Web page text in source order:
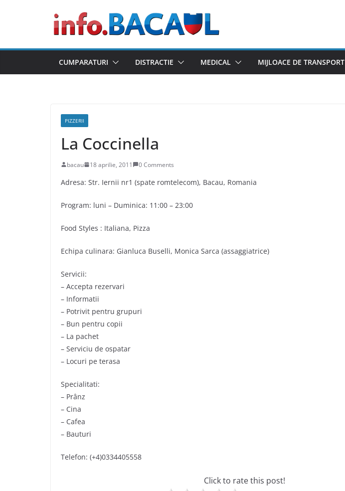
CUMPARATURI DISTRACTIE MEDICAL MIJLOACE DE TRANSPORT
PIZZERII
La Coccinella
bacau 18 aprilie, 2011 0 Comments
Adresa: Str. Iernii nr1 (spate romtelecom), Bacau, Romania
Program: luni – Duminica: 11:00 – 23:00
Food Styles : Italiana, Pizza
Echipa culinara: Gianluca Buselli, Monica Sarca (assaggiatrice)
Servicii:
– Accepta rezervari
– Informatii
– Potrivit pentru grupuri
– Bun pentru copii
– La pachet
– Serviciu de ospatar
– Locuri pe terasa
Specialitati:
– Prânz
– Cina
– Cafea
– Bauturi
Telefon: (+4)0334405558
Click to rate this post!